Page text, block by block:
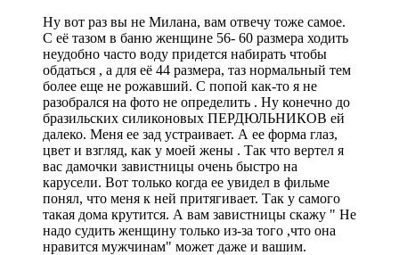
Ну вот раз вы не Милана, вам отвечу тоже самое.
С её тазом в баню женщине 56- 60 размера ходить
неудобно часто воду придется набирать чтобы
обдаться , а для её 44 размера, таз нормальный тем
более еще не рожавший. С попой как-то я не
разобрался на фото не определить . Ну конечно до
бразильских силиконовых ПЕРДЮЛЬНИКОВ ей
далеко. Меня ее зад устраивает. А ее форма глаз,
цвет и взгляд, как у моей жены . Так что вертел я
вас дамочки завистницы очень быстро на
карусели. Вот только когда ее увидел в фильме
понял, что меня к ней притягивает. Так у самого
такая дома крутится. А вам завистницы скажу " Не
надо судить женщину только из-за того ,что она
нравится мужчинам" может даже и вашим.